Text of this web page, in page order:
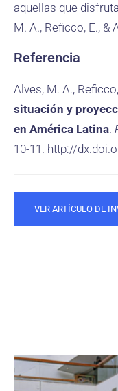
aquellas que
M. A., Reficco, E., &
Referencia
Alves, M. A.,
situación y
en América Latina.
10-11. http://
VER ARTÍCULO DE